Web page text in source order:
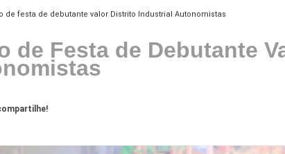
de festa de debutante valor Distrito Industrial Autonomistas
de Festa de Debutante